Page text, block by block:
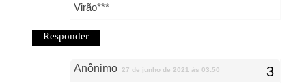
Virão***
Responder
Anônimo 27 de junho de 2021 às 03:50